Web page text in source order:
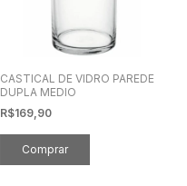
CASTICAL DE VIDRO PAREDE
DUPLA MEDIO
R$169,90